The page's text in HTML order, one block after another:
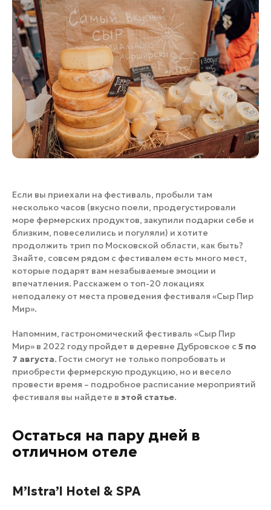
Банные комплексы
Горнолыжные клубы
Спецпроекты
Инвестиционный портал
Федоскинская фабрика
Пикник в Подмосковье
Золотое кольцо России
Войти
Инвесторам
Если вы приехали на фестиваль, пробыли там
несколько часов (вкусно поели, продегустировали
море фермерских продуктов, закупили подарки себе и
близким, повеселились и погуляли) и хотите
продолжить трип по Московской области, как быть?
Знайте, совсем рядом с фестивалем есть много мест,
которые подарят вам незабываемые эмоции и
впечатления. Расскажем о топ-20 локациях
неподалеку от места проведения фестиваля «Сыр Пир
Мир».
Напомним, гастрономический фестиваль «Сыр Пир
Мир» в 2022 году пройдет в деревне Дубровское с 5 по
7 августа. Гости смогут не только попробовать и
приобрести фермерскую продукцию, но и весело
провести время – подробное расписание мероприятий
фестиваля вы найдете в этой статье.
Остаться на пару дней в
отличном отеле
M’lstra’l Hotel & SPA